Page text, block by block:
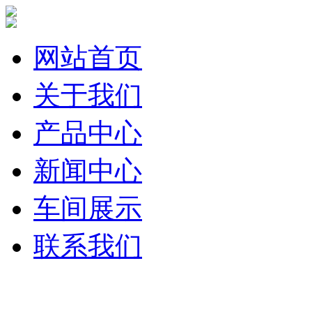
网站首页
关于我们
产品中心
新闻中心
车间展示
联系我们